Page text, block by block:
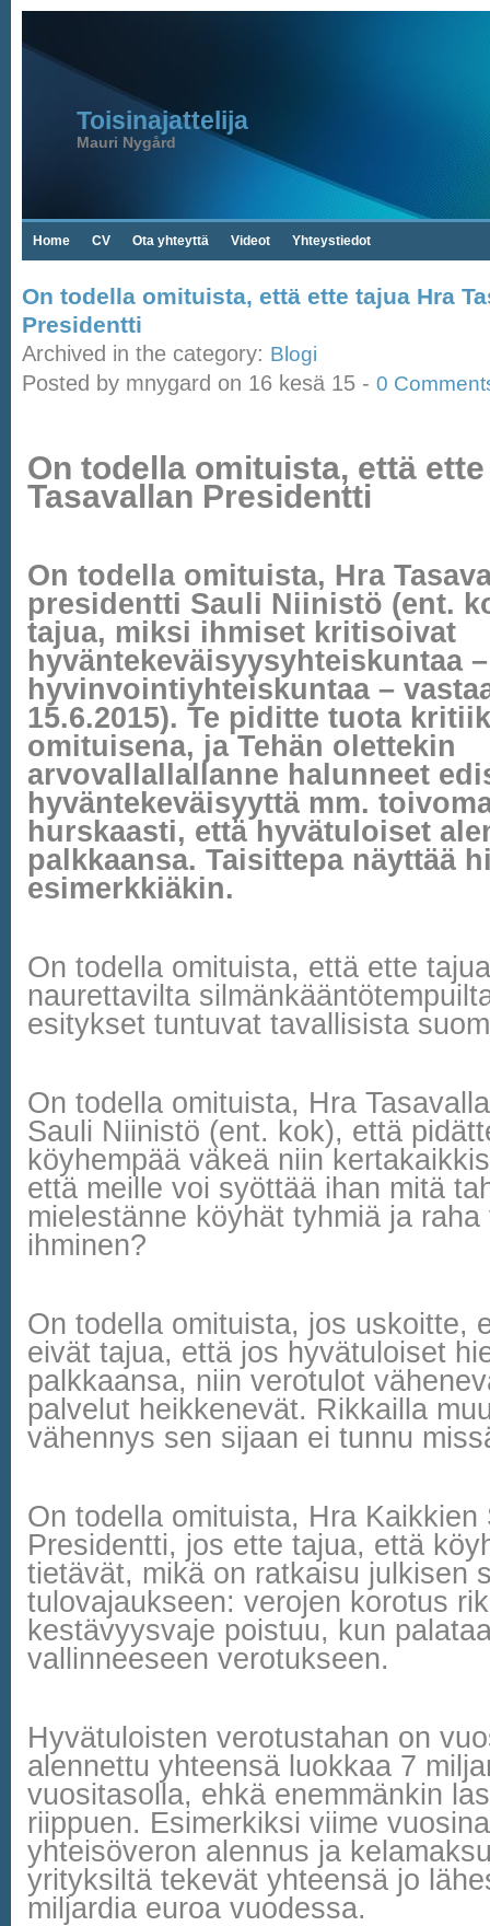
Toisinajattelija
Mauri Nygård
Home CV Ota yhteyttä Videot Yhteystiedot
On todella omituista, että ette tajua Hra
Presidentti
Archived in the category: Blogi
Posted by mnygard on 16 kesä 15 - 0
On todella omituista, että
Tasavallan Presidentti
On todella omituista, Hra
presidentti Sauli Niinistö (ent.
tajua, miksi ihmiset kritisoivat
hyväntekeväisyysyhteiskuntaa
hyvinvointiyhteiskuntaa –
15.6.2015). Te piditte tuota
omituisena, ja Tehän olettekin
arvovallallallanne halunneet
hyväntekeväisyyttä mm.
hurskaasti, että hyvätuloiset
palkkaansa. Taisittepa näyttää
esimerkkiäkin.
On todella omituista, että ette
naurettavilta
esitykset tuntuvat tavallisista
On todella omituista, Hra
Sauli Niinistö (ent. kok), että
köyhempää väkeä niin
että meille voi syöttää ihan mitä
mielestänne köyhät tyhmiä ja
ihminen?
On todella omituista, jos uskoitte,
eivät tajua, että jos hyvätuloiset
palkkaansa, niin verotulot
palvelut heikkenevät. Rikkailla
vähennys sen sijaan ei tunnu
On todella omituista, Hra Kaikkien
Presidentti, jos ette tajua, että
tietävät, mikä on ratkaisu julkisen
tulovajaukseen: verojen korotus
kestävyysvaje poistuu, kun
vallinneeseen verotukseen.
Hyvätuloisten verotustahan on
alennettu yhteensä luokkaa 7
vuositasolla, ehkä enemmänkin
riippuen. Esimerkiksi viime
yhteisöveron alennus ja
yrityksiltä tekevät yhteensä jo
miljardia euroa vuodessa.